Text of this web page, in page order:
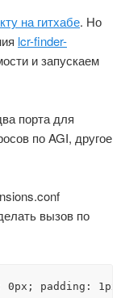
на гитхабе. Но
lcr-finder-
и запускаем
порта для
по AGI, другое
вызов по
0px; padding: